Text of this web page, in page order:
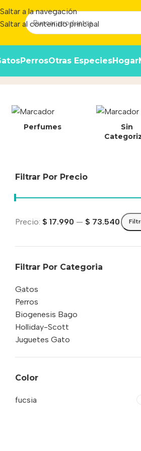
Saltar a la navegación
Saltar al contenido principal
PerrosOtras EspeciesHogar
Perfumes
Sin
Filtrar Por Precio
Precio: $ 17.990 — $ 73.540
Filtrar Por Categoria
Gatos
Perros
Biogenesis Bago
Holliday-Scott
Juguetes Gato
Color
fucsia